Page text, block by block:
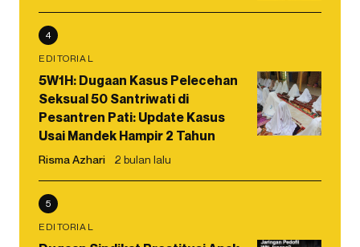
4
EDITORIAL
5W1H: Dugaan Kasus Pelecehan
Seksual 50 Santriwati di
Pesantren Pati: Update Kasus
Usai Mandek Hampir 2 Tahun
Risma Azhari 2 bulan lalu
5
EDITORIAL